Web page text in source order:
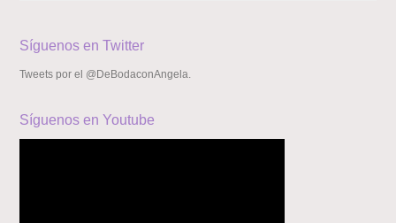
Síguenos en Twitter
Tweets por el @DeBodaconAngela.
Síguenos en Youtube